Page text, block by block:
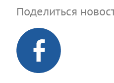
Поделиться